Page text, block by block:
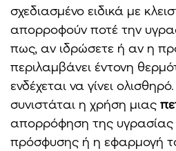
σχεδιασμένο ειδικά με
απορροφούν ποτέ την
πως, αν ιδρώσετε ή αν η
περιλαμβάνει έντονη
ενδέχεται να γίνει
συνιστάται η χρήση μιας
απορρόφηση της υγρασίας
πρόσφυσης ή η εφαρμογή